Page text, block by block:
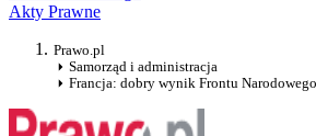
Akty Prawne
Prawo.pl
Samorząd i administracja
Francja: dobry wynik Frontu